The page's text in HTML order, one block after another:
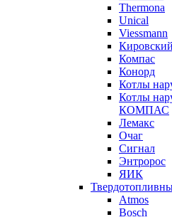
Thermona
Unical
Viessmann
Компас
Конорд
Котлы
Котлы
КОМПАС
Лемакс
Очаг
Сигнал
Энтророс
ЯИК
Atmos
Bosch